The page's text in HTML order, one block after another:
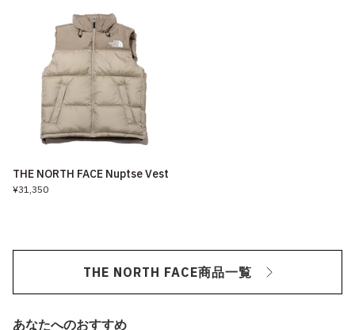
THE NORTH FACE Nuptse Vest
¥31,350
THE NORTH FACE商品一覧
あなたへのおすすめ